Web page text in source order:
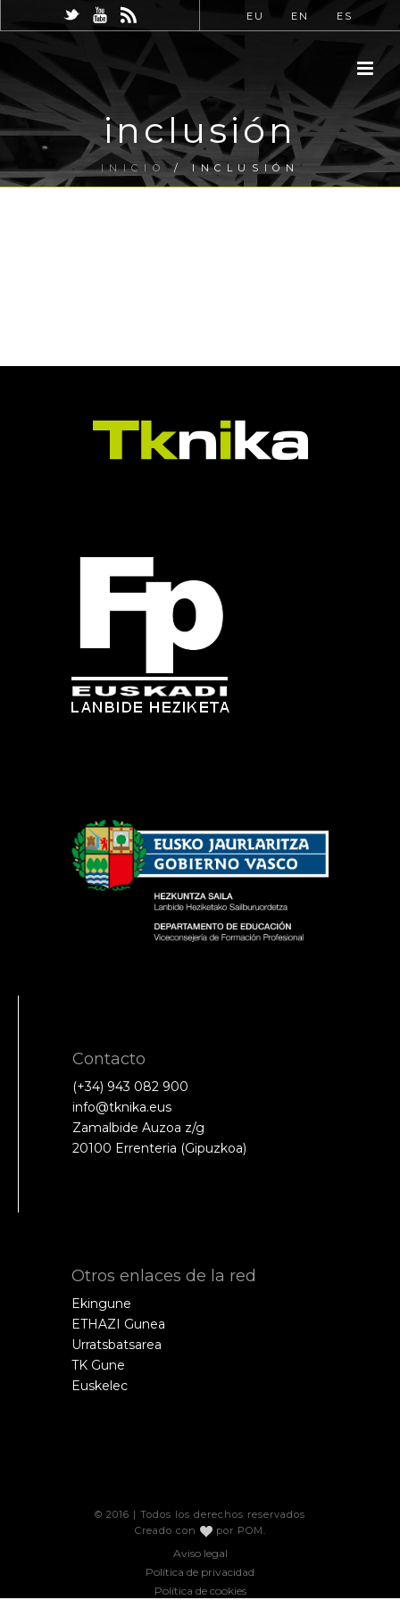
EU EN ES
inclusión
INICIO/ INCLUSIÓN
Contacto
(+34) 943 082 900
info@tknika.eus
Zamalbide Auzoa z/g
20100 Errenteria (Gipuzkoa)
Otros enlaces de la red
Ekingune
ETHAZI Gunea
Urratsbatsarea
TK Gune
Euskelec
© 2016 | Todos los derechos reservados
Creado con
por POM
Aviso legal
Política de privacidad
Política de cookies